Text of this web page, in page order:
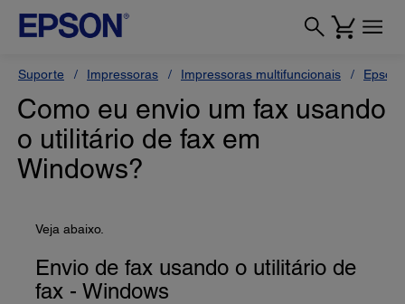
Suporte Impressoras Impressoras multifuncionais Epson
Como eu envio um fax usando
o utilitário de fax em
Windows?
Veja abaixo.
Envio de fax usando o utilitário de
fax - Windows